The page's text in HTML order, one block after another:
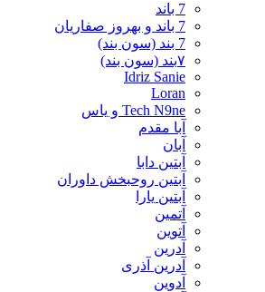
7 باند
7 باند و بهروز صفاریان
7 بند (سون بند)
۷بند (سون بند)
Idriz Sanie
Loran
Tech N9ne و یاس
آبا مقدم
آبان
آبتین دابا
آبتین روحبخش داوران
آبتین یارا
آتمین
آتوین
آدرین
آدرین آذری
آدوین